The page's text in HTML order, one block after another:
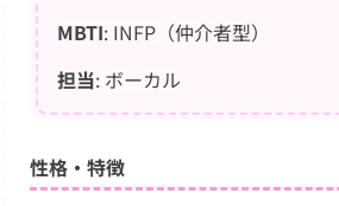
MBTI: INFP（仲介者型）
担当: ボーカル
性格・特徴